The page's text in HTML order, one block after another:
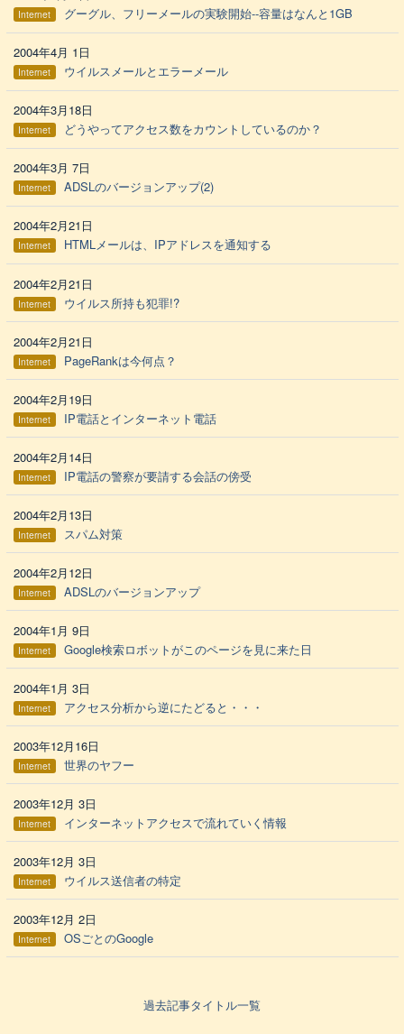
Internet グーグル、フリーメールの実験開始--容量はなんと1GB
2004年4月 1日
Internet ウイルスメールとエラーメール
2004年3月18日
Internet どうやってアクセス数をカウントしているのか？
2004年3月 7日
Internet ADSLのバージョンアップ(2)
2004年2月21日
Internet HTMLメールは、IPアドレスを通知する
2004年2月21日
Internet ウイルス所持も犯罪!?
2004年2月21日
Internet PageRankは今何点？
2004年2月19日
Internet IP電話とインターネット電話
2004年2月14日
Internet IP電話の警察が要請する会話の傍受
2004年2月13日
Internet スパム対策
2004年2月12日
Internet ADSLのバージョンアップ
2004年1月 9日
Internet Google検索ロボットがこのページを見に来た日
2004年1月 3日
Internet アクセス分析から逆にたどると・・・
2003年12月16日
Internet 世界のヤフー
2003年12月 3日
Internet インターネットアクセスで流れていく情報
2003年12月 3日
Internet ウイルス送信者の特定
2003年12月 2日
Internet OSごとのGoogle
過去記事タイトル一覧